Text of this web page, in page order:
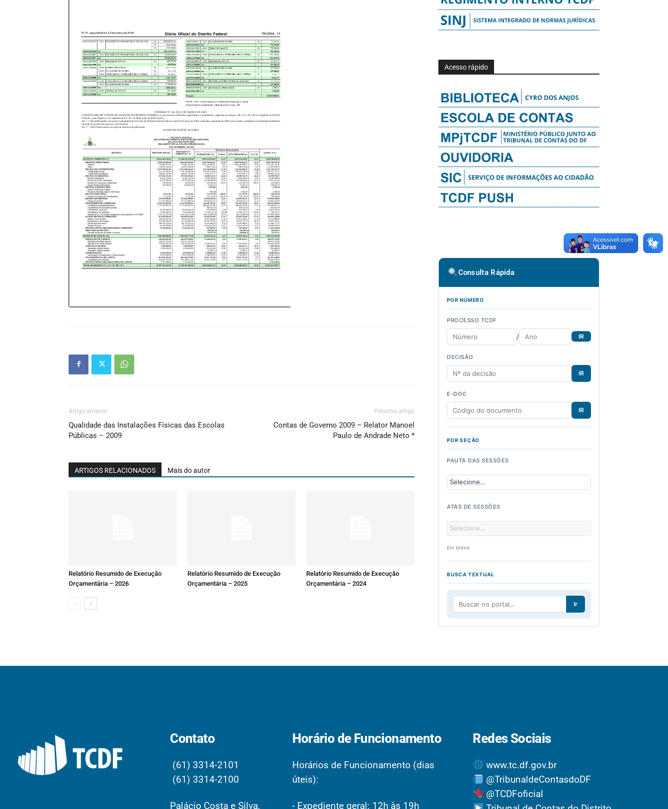
Artigo anterior
Qualidade das Instalações Físicas das Escolas
Públicas – 2009
Próximo artigo
Contas de Governo 2009 – Relator Manoel
Paulo de Andrade Neto *
ARTIGOS RELACIONADOS Mais do autor
Relatório Resumido de Execução
Orçamentária – 2026
Relatório Resumido de Execução
Orçamentária – 2025
Relatório Resumido de Execução
Orçamentária – 2024
Acesso rápido
Consulta Rápida
POR NÚMERO
PROCESSO TCDF
/ IR
DECISÃO
IR
E-DOC
IR
POR SEÇÃO
PAUTA DAS SESSÕES
ATAS DE SESSÕES
Em breve
BUSCA TEXTUAL
Ir
Contato
(61) 3314-2101
(61) 3314-2100
Palácio Costa e Silva,
Horário de Funcionamento
Horários de Funcionamento (dias
úteis):
- Expediente geral: 12h às 19h
Redes Sociais
www.tc.df.gov.br
@TribunaldeContasdoDF
@TCDFoficial